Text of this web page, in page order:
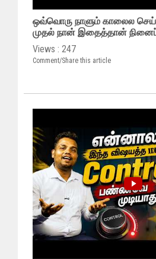
ஒவ்வொரு நாளும் காலைல
முதல் நான் இதைத்தான்
Views : 247
Comment/Share this article